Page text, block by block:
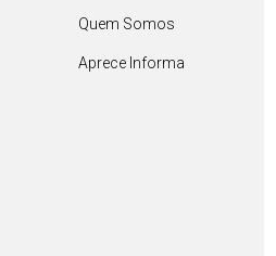
Quem Somos
Aprece Informa